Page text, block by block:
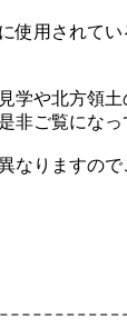
使用されて
学や北方領土
非ご覧になっ
なりますので